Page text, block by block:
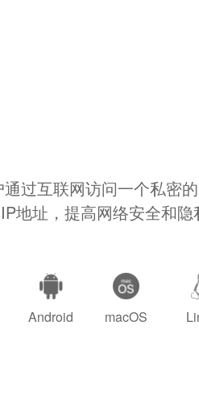
过互联网访问一个私密
地址，提高网络安全和隐
Android macOS